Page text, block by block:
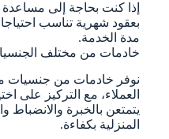
إذا كنت بحاجة إلى
بعقود شهرية تناسب
مدة الخدمة.
خادمات من مختلف
نوفر خادمات من جنسيات
العملاء، مع التركيز على
يتمتعن بالخبرة والانضباط
المنزلية بكفاءة.